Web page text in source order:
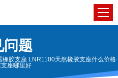
问题
橡胶支座 LNR1100天然橡胶支座什么价格
座哪里好